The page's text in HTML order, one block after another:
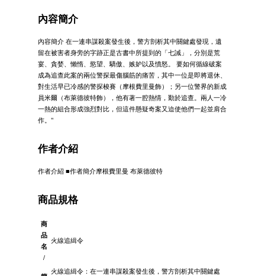
內容簡介
內容簡介 在一連串謀殺案發生後，警方剖析其中關鍵處發現，遺
留在被害者身旁的字跡正是古書中所提到的「七誡」，分別是荒
宴、貪婪、懶惰、慾望、驕傲、嫉妒以及憤怒。 要如何循線破案
成為追查此案的兩位警探最傷腦筋的痛苦，其中一位是即將退休、
對生活早已冷感的警探梭賽（摩根費里曼飾）；另一位警界的新成
員米爾（布萊德彼特飾），他有著一腔熱情，勤於追查。兩人一冷
一熱的組合形成強烈對比，但這件懸疑奇案又迫使他們一起並肩合
作。"
作者介紹
作者介紹 ■作者簡介摩根費里曼 布萊德彼特
商品規格
商
品
名
/
火線追緝令
火線追緝令：在一連串謀殺案發生後，警方剖析其中關鍵處